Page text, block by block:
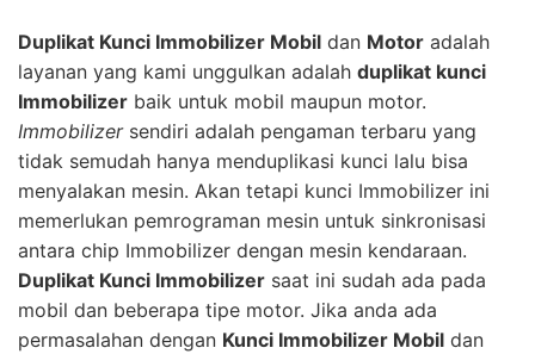
Duplikat Kunci Immobilizer Mobil dan Motor adalah
layanan yang kami unggulkan adalah duplikat kunci
Immobilizer baik untuk mobil maupun motor.
Immobilizersendiri adalah pengaman terbaru yang
tidak semudah hanya menduplikasi kunci lalu bisa
menyalakan mesin. Akan tetapi kunci Immobilizer ini
memerlukan pemrograman mesin untuk sinkronisasi
antara chip Immobilizer dengan mesin kendaraan.
Duplikat Kunci Immobilizer saat ini sudah ada pada
mobil dan beberapa tipe motor. Jika anda ada
permasalahan dengan Kunci Immobilizer Mobil dan